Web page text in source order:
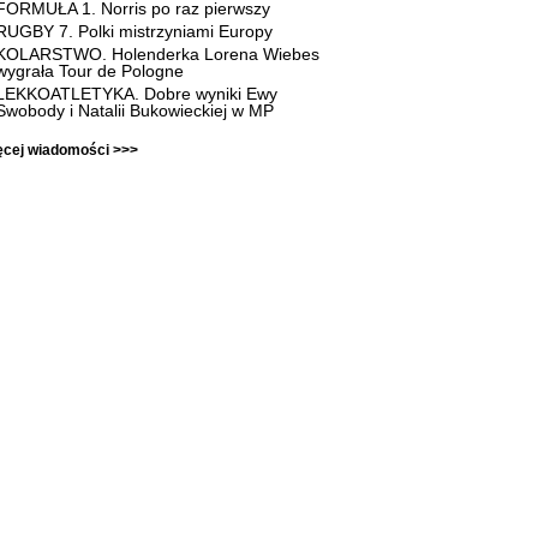
1. Norris po raz pierwszy
7. Polki mistrzyniami Europy
Holenderka Lorena Wiebes
Tour de Pologne
Dobre wyniki Ewy
i Natalii Bukowieckiej w MP
wiadomości >>>